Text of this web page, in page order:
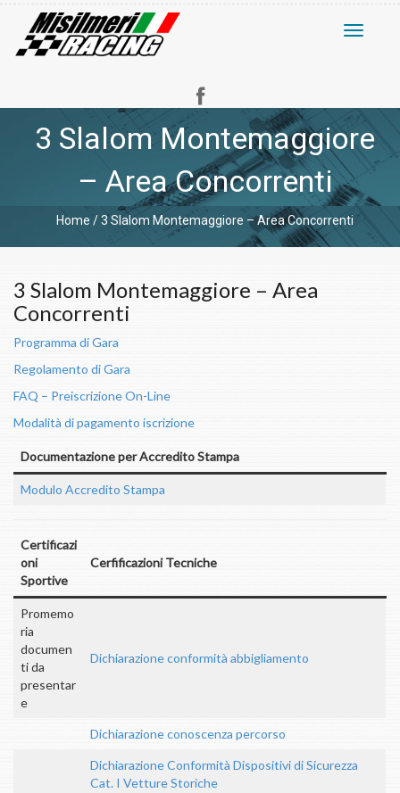
Toggle
3 Slalom Montemaggiore
– Area Concorrenti
Home /3 Slalom Montemaggiore – Area Concorrenti
3 Slalom Montemaggiore – Area
Concorrenti
Programma di Gara
Regolamento di Gara
FAQ – Preiscrizione On-Line
Modalità di pagamento iscrizione
Documentazione per Accredito Stampa
Modulo Accredito Stampa
Certificazi
oni
Sportive
Cerfificazioni Tecniche
Promemo
ria
documen
ti da
presentar
e
Dichiarazione conformità abbigliamento
Dichiarazione conoscenza percorso
Dichiarazione Conformità Dispositivi di Sicurezza
Cat. I Vetture Storiche